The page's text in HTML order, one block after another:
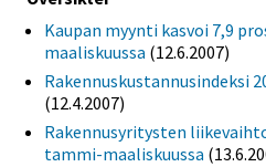
Kaupan myynti kasvoi 7,9
maaliskuussa (12.6.2007)
Rakennuskustannusindeksi
(12.4.2007)
Rakennusyritysten
tammi-maaliskuussa